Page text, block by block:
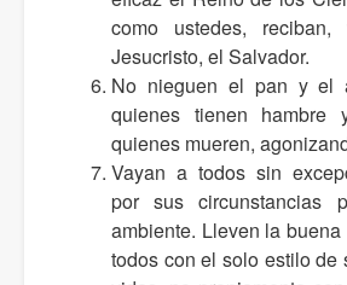
como ustedes,
Jesucristo, el Salvador.
No nieguen el pan y el
quienes tienen
quienes mueren,
Vayan a todos sin
por sus circunstancias
ambiente. Lleven la
todos con el solo estilo de